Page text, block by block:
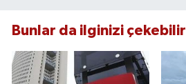
Bunlar da ilginizi çekebilir